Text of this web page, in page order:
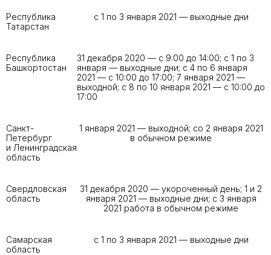
Республика
Татарстан
с 1 по 3 января 2021 — выходные дни
Республика
Башкортостан
31 декабря 2020 — с 9:00 до 14:00; с 1 по 3
января — выходные дни; с 4 по 6 января
2021 — с 10:00 до 17:00; 7 января 2021 —
выходной; с 8 по 10 января 2021 — с 10:00 до
17:00
Санкт-
Петербург
и Ленинградская
область
1 января 2021 — выходной; со 2 января 2021
в обычном режиме
Свердловская
область
31 декабря 2020 — укороченный день; 1 и 2
января 2021 — выходные дни; с 3 января
2021 работа в обычном режиме
Самарская
область
с 1 по 3 января 2021 — выходные дни